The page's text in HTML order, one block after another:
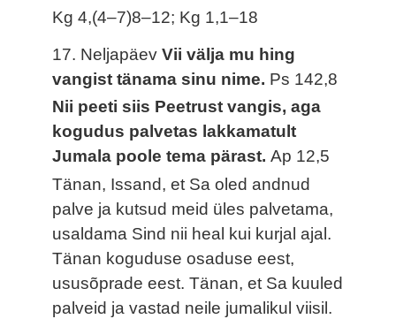
Kg 4,(4–7)8–12; Kg 1,1–18
17. NeljapäevVii välja mu hing
vangist tänama sinu nime. Ps 142,8
Nii peeti siis Peetrust vangis, aga
kogudus palvetas lakkamatult
Jumala poole tema pärast.Ap 12,5
Tänan, Issand, et Sa oled andnud
palve ja kutsud meid üles palvetama,
usaldama Sind nii heal kui kurjal ajal.
Tänan koguduse osaduse eest,
ususõprade eest. Tänan, et Sa kuuled
palveid ja vastad neile jumalikul viisil.